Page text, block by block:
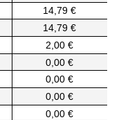
14,79 €
14,79 €
2,00 €
0,00 €
0,00 €
0,00 €
0,00 €